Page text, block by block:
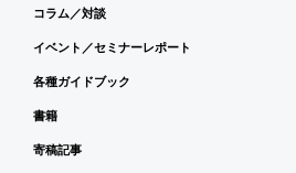
コラム／対談
イベント／セミナーレポート
各種ガイドブック
書籍
寄稿記事